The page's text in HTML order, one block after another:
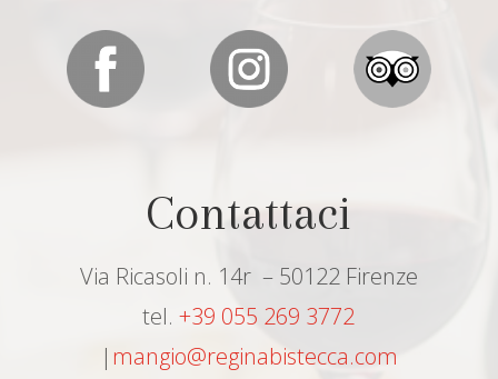
Contattaci
Via Ricasoli n. 14r – 50122 Firenze
tel.+39 055 269 3772
| mangio@reginabistecca.com